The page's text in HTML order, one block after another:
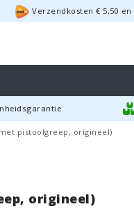
Verzendkosten € 5,50 en
met pistoolgreep, origineel)
origineel)